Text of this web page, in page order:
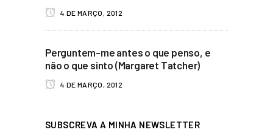
4 DE MARÇO, 2012
Perguntem-me antes o que penso, e
não o que sinto (Margaret Tatcher)
4 DE MARÇO, 2012
SUBSCREVA A MINHA NEWSLETTER